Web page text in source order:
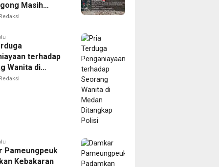
Masih
Bantuan
Redaksi
terhadap
Wanita di
Polisi
Redaksi
Pameungpeuk
Kebakaran